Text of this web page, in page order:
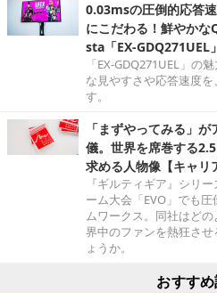
0.03msの圧倒的応答
にこだわる！鮮やか
sta「EX-GDQ271UEL
「EX-GDQ271UEL」の
な見やすさや応答速度
す。
「まずやってみる」
儀。世界を席巻する
求める人物像【キャリ
『ギルティギア』シリ
ーム大会「EVO」でも
ムワークス。同社はど
界中のファンを熱狂さ
ょうか。
おすすめ